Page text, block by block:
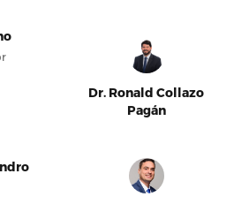
Dr. Ronald Collazo
Pagán